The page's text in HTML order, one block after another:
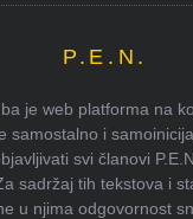
P.E.N.
je web platforma na
samostalno i
svi članovi
sadržaj tih tekstova i
u njima odgovornost